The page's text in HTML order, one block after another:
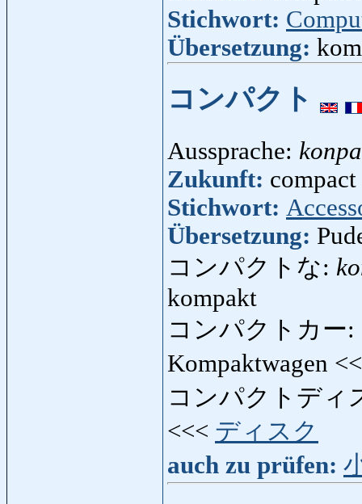
Stichwort:
Übersetzung:
コンパクト
Aussprache:
Zukunft:
Stichwort:
Übersetzung:
コンパクトな:
kompakt
コンパクトカー:
Kompaktwagen
コンパクトディ
<<< ディスク
auch zu prüfen: